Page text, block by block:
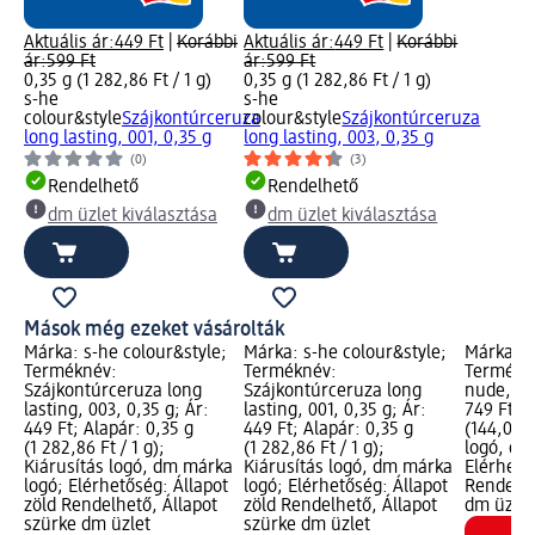
Aktuális ár:449 Ft
Korábbi
ár:599 Ft
0,35 g (1 282,86 Ft / 1 g)
s-he
colour&styleSzájkontúrceruza
long lasting, 001, 0,35 g
(0)
Rendelhető
dm üzlet kiválasztása
Aktuális ár:449 Ft |Korábbi
ár:599 Ft
0,35 g (1 282,86 Ft / 1 g)
s-he
colour&styleSzájkontúrceruza
long lasting, 003, 0,35 g
(3)
Rendelhető
dm üzlet kiválasztása
Mások még ezeket vásárolták
Márka: s-he colour&style;
Terméknév:
Szájkontúrceruza long
lasting, 003, 0,35 g; Ár:
449 Ft; Alapár: 0,35 g
(1 282,86 Ft / 1 g);
Kiárusítás logó, dm márka
logó; Elérhetőség: Állapot
zöld Rendelhető, Állapot
szürke dm üzlet
Márka: s-he colour&style;
Terméknév:
Szájkontúrceruza long
lasting, 001, 0,35 g; Ár:
449 Ft; Alapár: 0,35 g
(1 282,86 Ft / 1 g);
Kiárusítás logó, dm márka
logó; Elérhetőség: Állapot
zöld Rendelhető, Állapot
szürke dm üzlet
Márka:
nude,
749 Ft;
(144,04
logó,
dm